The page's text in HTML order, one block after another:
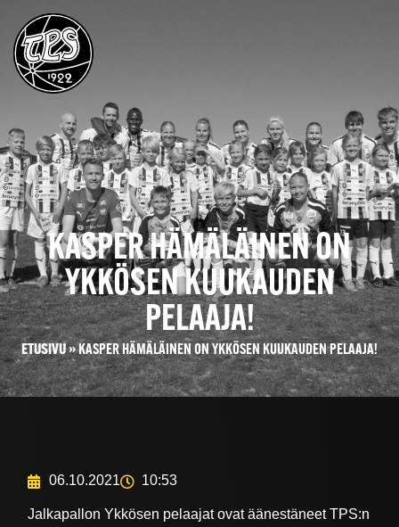
KASPER HÄMÄLÄINEN ON
YKKÖSEN KUUKAUDEN
PELAAJA!
ETUSIVU»KASPER HÄMÄLÄINEN ON YKKÖSEN KUUKAUDEN PELAAJA!
06.10.2021 10:53
Jalkapallon Ykkösen pelaajat ovat äänestäneet TPS:n